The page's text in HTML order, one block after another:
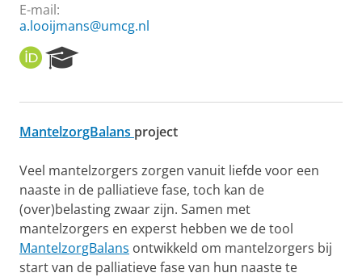
E-mail:
a.looijmans@umcg.nl
O
R
I
e
r
h
P
o
r
t
a
l
MantelzorgBalans project
Veel mantelzorgers zorgen vanuit liefde voor een
naaste in de palliatieve fase, toch kan de
(over)belasting zwaar zijn. Samen met
mantelzorgers en experst hebben we de tool
MantelzorgBalans ontwikkeld om mantelzorgers bij
start van de palliatieve fase van hun naaste te